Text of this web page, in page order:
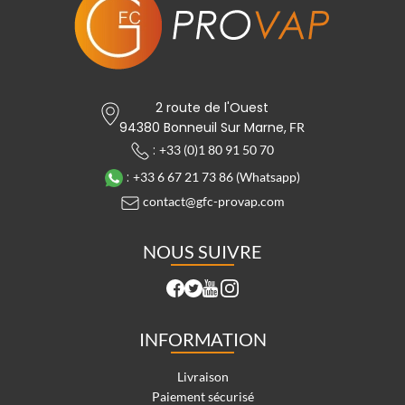
2 route de l'Ouest
94380 Bonneuil Sur Marne,FR
: +33 (0)1 80 91 50 70
: +33 6 67 21 73 86 (Whatsapp)
contact@gfc-provap.com
NOUS SUIVRE
INFORMATION
Livraison
Paiement sécurisé